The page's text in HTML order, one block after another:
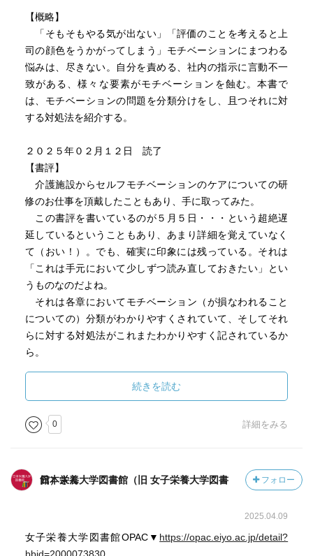
【概略】
「そもそもやる気が出ない」「評価のことを考えると上
司の顔色をうかがってしまう」モチベーションにまつわる
悩みは、尽きない。自分を責める、社内の指示に言動不一
致がある、様々な要素がモチベーションを蝕む。本書で
は、モチベーションの問題を分類分けをし、且つそれに対
する対処法を紹介する。
２０２５年０２月１２日 読了
【書評】
介護施設からセルフモチベーションのケアについての研
修のお仕事を頂戴したこともあり、手に取ってみた。
この書評を書いているのが５月５日・・・という超絶遅
延しているということもあり、あまり詳細を覚えていなく
て（おい！）。でも、確実に印象には残っている。それは
「これは手元において少しずつ読み直しておきたい」とい
うものなのだよね。
それは各章においてモチベーション（が損なわれること
についての）分類がわかりやすくされていて、そしてそれ
らに対する対処法がこれまたわかりやすく記されているか
ら。
でも思い浮かぶようなこと（なのかもしれないが）や、さ
らにそれを実況のような形で外在化（客観化）することで
心理的なストレスを軽減するものであったり。こういった
紹介されたアイデアに、自分自身のエッセンスを注入する
た。
セルフモチベーションのケア、お仕事、お待ちしていま
続きを読む
0 詳細をみる
日本栄養大学図書館（旧 女子栄養大学図書館）さん フォロー
2025.04.09
女子栄養大学図書館OPAC▼ https://opac.eiyo.ac.jp/detail?